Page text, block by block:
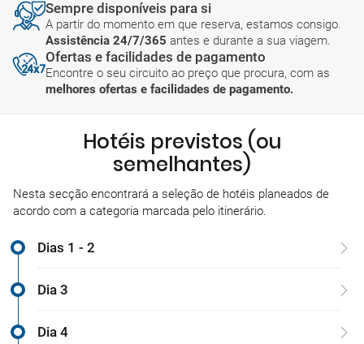
Sempre disponíveis para si
A partir do momento em que reserva, estamos consigo.
Assistência 24/7/365 antes e durante a sua viagem.
Ofertas e facilidades de pagamento
Encontre o seu circuito ao preço que procura, com as
melhores ofertas e facilidades de pagamento.
Hotéis previstos (ou
semelhantes)
Nesta secção encontrará a seleção de hotéis planeados de
acordo com a categoria marcada pelo itinerário.
Dias 1 - 2
Dia 3
Dia 4